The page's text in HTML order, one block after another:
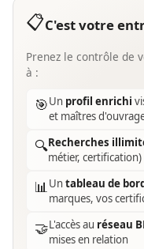
📋C'est votre
Prenez le contrôle de
à :
🎯Un profil enrichi
et maîtres
🔍Recherches
métier, certification)
📊Untableau de
marques, vos
🤝L'accès au réseau
mises en relation